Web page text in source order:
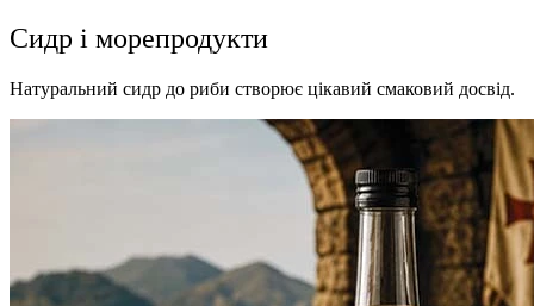
Сидр і морепродукти
Натуральний сидр до риби створює цікавий смаковий досвід.